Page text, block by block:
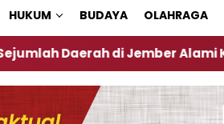
HUKUM BUDAYA OLAHRAGA
di Jember Alami Krisi Air